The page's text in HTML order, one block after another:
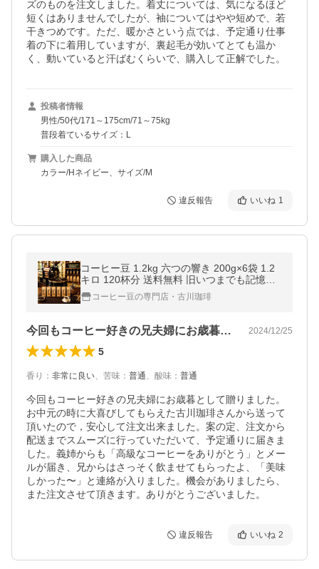
ズのものを注文しました。着丈については、気になるほど
短くはありませんでしたが、袖についてはやや短めで、若
干きつめです。ただ、暖かさという点では、予定通り仕事
着の下に着用していますが、裏起毛が効いてとても温か
く、動いていると汗ばむくらいで、購入して正解でした。
投稿者情報
男性/50代/171～175cm/71～75kg
普段着ているサイズ：L
購入した商品
カラー/Hネイビー、サイズ/M
違反報告 いいね 1
コーヒー豆 1.2kg 六つの響き 200g×6袋 1.2
キロ 120杯分 送料無料 旧いつまでも記憶に
残るコーヒーセット 一部地域除く
コーヒー豆の専門店・古川珈琲
今回もコーヒー好きの兄夫婦にお歳暮とし… 2024/12/25
5
香り ： 非常に良い、 苦味 ： 普通、 酸味 ： 普通
今回もコーヒー好きの兄夫婦にお歳暮として贈りました。
お中元の時に大喜びしてもらえた古川珈琲さんから送って
頂いたので，安心して注文出来ました。案の定、注文から
配送までスムーズに行っていただいて、予定通りに届きま
した。義姉からも「高級なコーヒーをありがとう」とメー
ルが届き、兄からはさっそく飲ませてもらったよ、「美味
しかった〜」と連絡が入りました。機会がありましたら、
また注文させて頂きます。ありがとうございました。
違反報告 いいね 2